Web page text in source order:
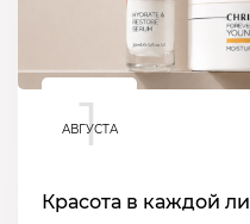
1
АВГУСТА
Красота в каждой